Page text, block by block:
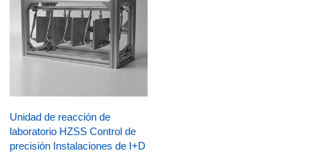
Unidad de reacción de
laboratorio HZSS Control de
precisión Instalaciones de I+D